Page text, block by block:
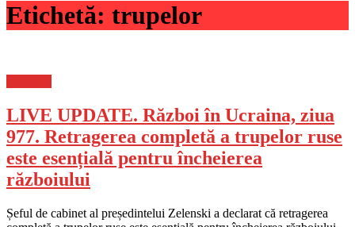
Etichetă: trupelor
LIVE UPDATE. Război în Ucraina, ziua
977. Retragerea completă a trupelor ruse
este esențială pentru încheierea
războiului
Șeful de cabinet al președintelui Zelenski a declarat că retragerea